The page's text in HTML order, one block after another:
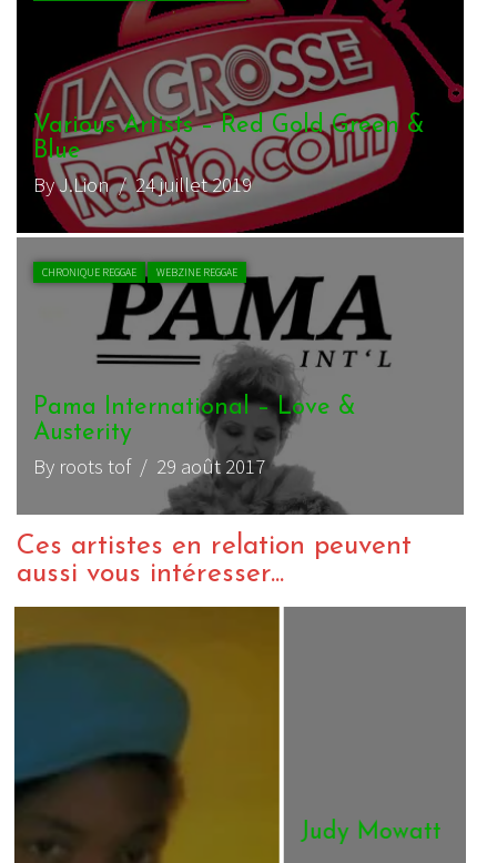
Various Artists – Red Gold Green &
Blue
By J.Lion/ 24 juillet 2019
CHRONIQUE REGGAE WEBZINE REGGAE
Pama International – Love &
Austerity
By roots tof/ 29 août 2017
Ces artistes en relation peuvent
aussi vous intéresser...
Judy Mowatt